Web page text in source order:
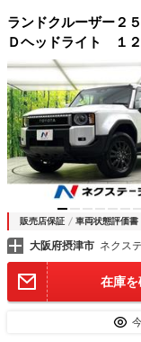
ランドクルーザー
Ｄヘッドライト １
周囲カメラ デジタ
ワーシート シート
トキー
販売店保証 車両状態評価書
大阪府摂津市 ネクス
在庫